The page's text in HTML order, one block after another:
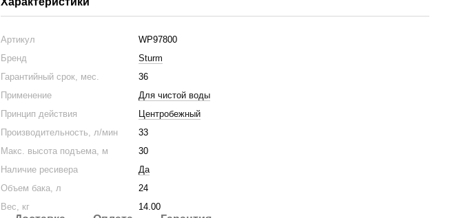
Артикул
WP97800
Бренд
Sturm
Гарантийный срок, мес.
36
Применение
Для чистой воды
Принцип действия
Центробежный
Производительность, л/мин
33
Макс. высота подъема, м
30
Наличие ресивера
Да
Объем бака, л
24
Вес, кг
14.00